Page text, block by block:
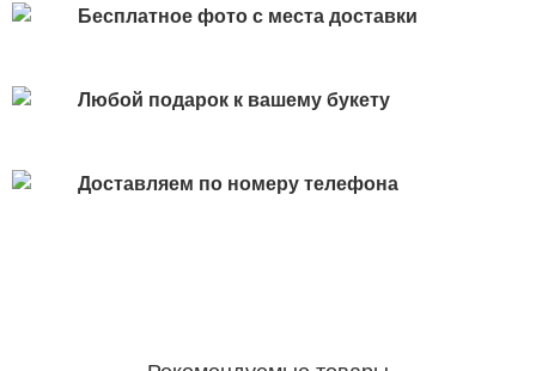
Бесплатное фото с места доставки
Любой подарок к вашему букету
Доставляем по номеру телефона